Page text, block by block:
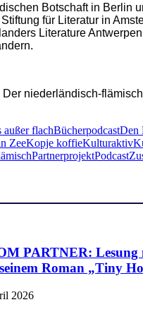
Botschaft in Berlin
für Literatur in
Literature
Der niederländisch-
außer flachBücherpodcastDen
ZeeKopje koffieKulturaktiv
PartnerprojektPodcast
PARTNER:
Roman „Tiny
2026